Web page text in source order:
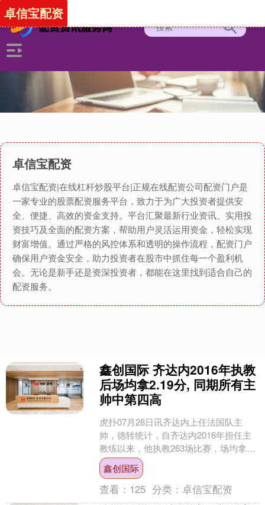
卓信宝配资
卓信宝配资|在线杠杆炒股平台|正规在线配资公司配资门户是
一家专业的股票配资服务平台，致力于为广大投资者提供安
全、便捷、高效的资金支持。平台汇聚最新行业资讯、实用投
资技巧及全面的配资方案，帮助用户灵活运用资金，轻松实现
财富增值。通过严格的风控体系和透明的操作流程，配资门户
确保用户资金安全，助力投资者在股市中抓住每一个盈利机
会。无论是新手还是资深投资者，都能在这里找到适合自己的
配资服务。
卓信宝配资
鑫创国际 齐达内2016年执教
后场均拿2.19分, 同期所有主
帅中第四高
虎扑07月28日讯齐达内上任法国队主
帅，德转统计，自齐达内2016年担任主
教练以来，他执教263场比赛，场均拿到
2.19分，同期第四高。 1.弗里克：2.42
....鑫创国际
查看： 125 分类：卓信宝配资